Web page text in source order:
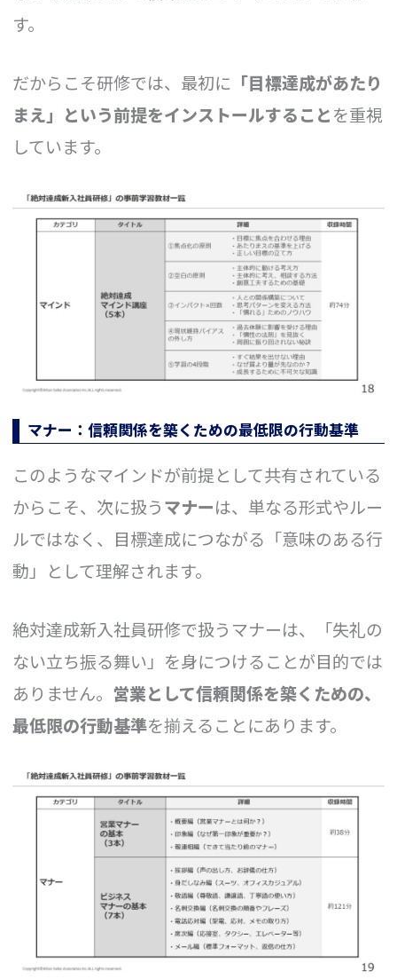
す。
だからこそ研修では、最初に 「目標達成があたり
まえ」という前提をインストールすることを重視
しています。
マナー：信頼関係を築くための最低限の行動基準
このようなマインドが前提として共有されている
からこそ、次に扱うマナーは、単なる形式やルー
ルではなく、目標達成につながる「意味のある行
動」として理解されます。
絶対達成新入社員研修で扱うマナーは、「失礼の
ない立ち振る舞い」を身につけることが目的では
ありません。 営業として信頼関係を築くための、
最低限の行動基準を揃えることにあります。